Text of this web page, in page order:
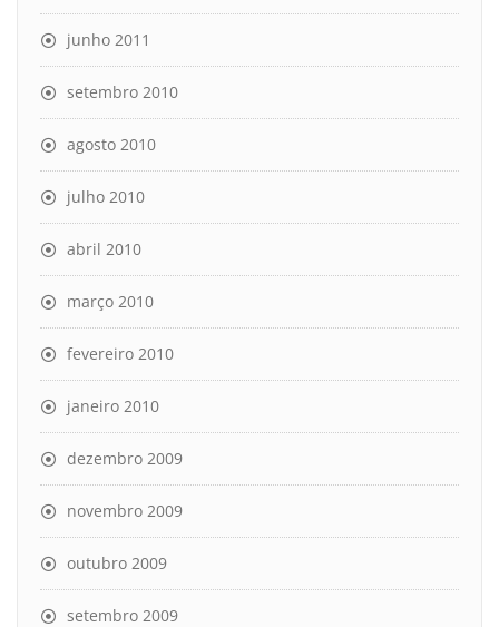
junho 2011
setembro 2010
agosto 2010
julho 2010
abril 2010
março 2010
fevereiro 2010
janeiro 2010
dezembro 2009
novembro 2009
outubro 2009
setembro 2009